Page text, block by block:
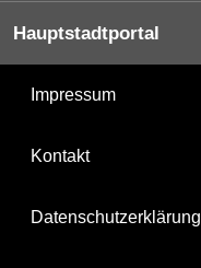
Hauptstadtportal
Impressum
Kontakt
Datenschutzerklärung